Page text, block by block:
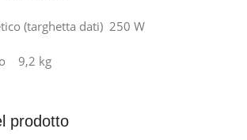
prodotto
(targhetta dati) 250 W
9,2 kg